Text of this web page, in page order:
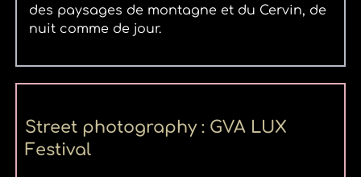
des paysages de montagne et du Cervin, de
nuit comme de jour.
Street photography : GVA LUX
Festival